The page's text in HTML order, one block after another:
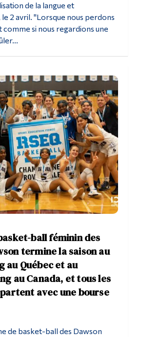
de la langue et
2 avril. "Lorsque nous perdons
comme si nous regardions une
ball féminin des
termine la saison au
au Québec et au
au Canada, et tous les
avec une bourse
de basket-ball des Dawson